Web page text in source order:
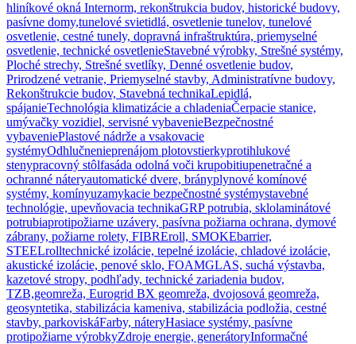
hliníkové okná Internorm, rekonštrukcia budov, historické budovy,
pasívne domy,tunelové svietidlá, osvetlenie tunelov, tunelové
osvetlenie, cestné tunely, dopravná infraštruktúra, priemyselné
osvetlenie, technické osvetlenieStavebné výrobky, Strešné systémy,
Ploché strechy, Strešné svetlíky, Denné osvetlenie budov,
Prirodzené vetranie, Priemyselné stavby, Administratívne budovy,
Rekonštrukcie budov, Stavebná technikaLepidlá,
spájanieTechnológia klimatizácie a chladeniaČerpacie stanice,
umývačky vozidiel, servisné vybavenieBezpečnostné
vybaveniePlastové nádrže a vsakovacie
systémyOdhlučnenieprenájom plotovstierkyprotihlukové
stenypracovný stôlfasáda odolná voči krupobitiupenetračné a
ochranné náteryautomatické dvere, brányplynové komínové
systémy, komínyuzamykacie bezpečnostné systémystavebné
technológie, upevňovacia technikaGRP potrubia, sklolaminátové
potrubiaprotipožiarne uzávery, pasívna požiarna ochrana, dymové
zábrany, požiarne rolety, FIBREroll, SMOKEbarrier,
STEELrolltechnické izolácie, tepelné izolácie, chladové izolácie,
akustické izolácie, penové sklo, FOAMGLAS, suchá výstavba,
kazetové stropy, podhľady, technické zariadenia budov,
TZB,geomreža, Eurogrid BX geomreža, dvojosová geomreža,
geosyntetika, stabilizácia kameniva, stabilizácia podložia, cestné
stavby, parkoviskáFarby, náteryHasiace systémy, pasívne
protipožiarne výrobkyZdroje energie, generátoryInformačné